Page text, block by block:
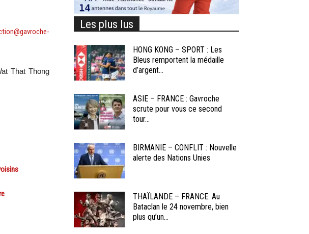
That Thong
Les plus lus
HONG KONG – SPORT : Les
Bleus remportent la médaille
d’argent...
ASIE – FRANCE : Gavroche
scrute pour vous ce second
tour...
BIRMANIE – CONFLIT : Nouvelle
alerte des Nations Unies
THAÏLANDE – FRANCE: Au
Bataclan le 24 novembre, bien
plus qu’un...